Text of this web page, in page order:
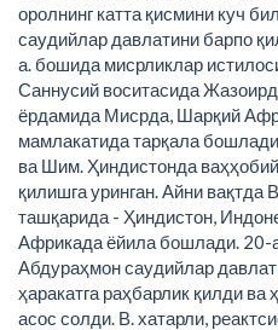
оролнинг катта қисмини куч
саудийлар давлатини барпо
а. бошида мисрликлар
Саннусий воситасида
ёрдамида Мисрда, Шарқий
мамлакатида тарқала
ва Шим. Ҳиндистонда
қилишга уринган. Айни вақтда
ташқарида - Ҳиндистон,
Африкада ёйила бошлади. 20-
Абдураҳмон саудийлар
ҳаракатга раҳбарлик қилди ва
асос солди. В. хатарли,